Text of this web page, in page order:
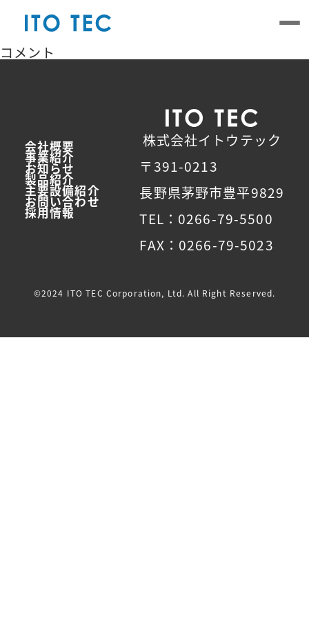
content
コメント
株式会社イトウテック
〒391-0213
長野県茅野市豊平9829
TEL：0266-79-5500
FAX：0266-79-5023
会社概要
事業紹介
お知らせ
製品紹介
主要設備紹介
お問い合わせ
採用情報
©2024 ITO TEC Corporation, Ltd. All Right Reserved.